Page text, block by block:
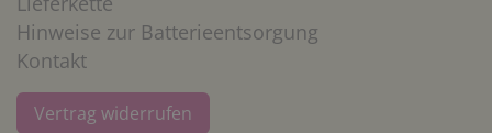
Hinweise zur Batterieentsorgung
Kontakt
Vertrag widerrufen